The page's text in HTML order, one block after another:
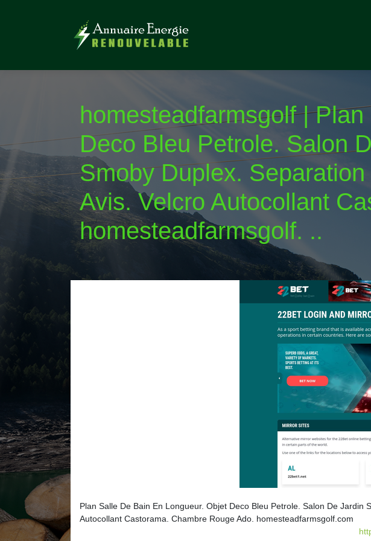
ho­mesteadfarmsgolf |
Deco Bleu Petrole. Salon
Smoby Duplex.
Avis. Velcro Autocollant
ho­mesteadfarmsgolf. ..
Plan Salle De Bain En Longueur. Objet Deco Bleu Petrole. Salon De
Autocollant Castorama. Chambre Rouge Ado. homesteadfarmsgolf.com